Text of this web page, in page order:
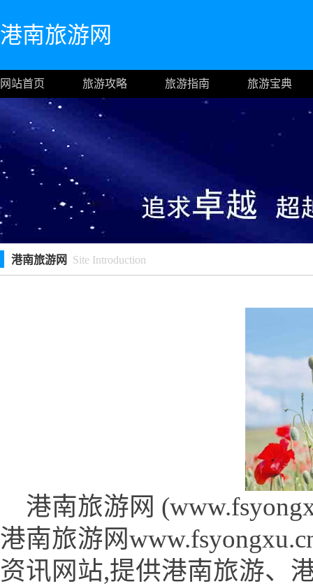
港南旅游网
网站首页 旅游攻略 旅游指南 旅游宝典
港南旅游网 Site Introduction
港南旅游网
港南旅游网
资讯网站,提供港南旅游、